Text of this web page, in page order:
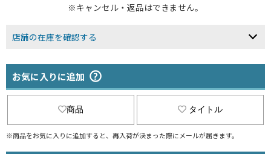
※キャンセル・返品はできません。
店舗の在庫を確認する
お気に入りに追加
商品 タイトル
※商品をお気に入りに追加すると、再入荷が決まった際にメールが届きます。